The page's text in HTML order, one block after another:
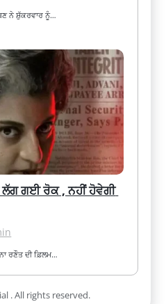
ਨੇ ਸ਼ੁੱਕਰਵਾਰ ਨੂੰ…
ਲੱਗ ਗਈ ਰੋਕ , ਨਹੀਂ ਹੋਵੇਗੀ
ਰਣੌਤ ਦੀ ਫ਼ਿਲਮ…
. All rights reserved.